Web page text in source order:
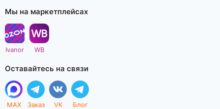
Мы на маркетплейсах
Ivanor WB
Оставайтесь на связи
MAX Заказ VK Блог